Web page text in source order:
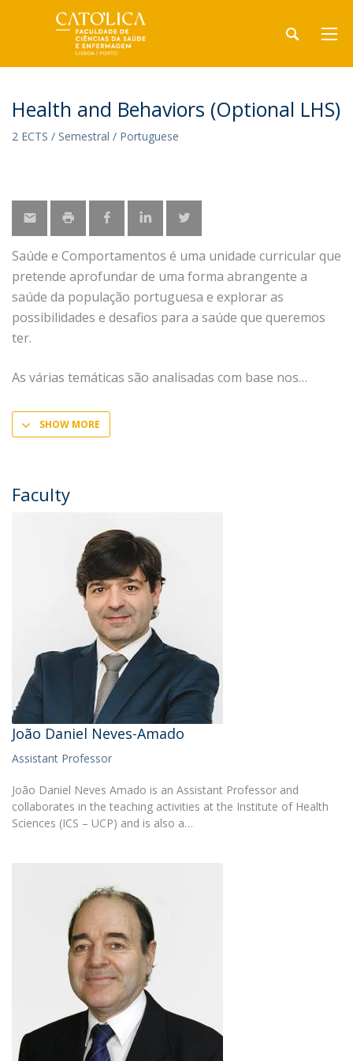
Health and Behaviors (Optional LHS)
2 ECTS / Semestral / Portuguese
Saúde e Comportamentos é uma unidade curricular que
pretende aprofundar de uma forma abrangente a
saúde da população portuguesa e explorar as
possibilidades e desafios para a saúde que queremos
ter.
As várias temáticas são analisadas com base nos
SHOW MORE
Faculty
João Daniel Neves-Amado
Assistant Professor
João Daniel Neves Amado is an Assistant Professor and
collaborates in the teaching activities at the Institute of Health
Sciences (ICS – UCP) and is also a…